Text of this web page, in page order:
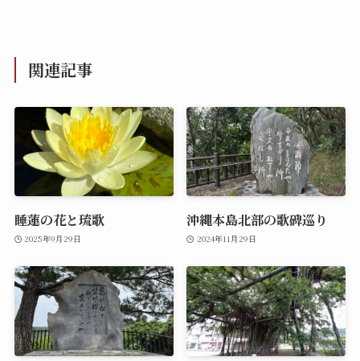
関連記事
睡蓮の花と琉歌
2025年9月29日
沖縄本島北部の歌碑巡り
2024年11月29日